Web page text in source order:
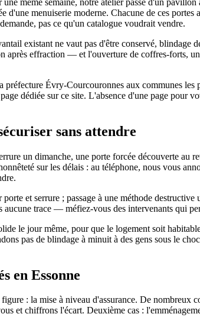
menuiserie moderne. Chacune de ces
pas ce qu'un catalogue voudrait vendre.
existant ne vaut pas d'être conservé, blindage
effraction — et l'ouverture de coffres-forts,
Évry-Courcouronnes aux communes
dédiée sur ce site. L'absence d'une page pour
sans attendre
un dimanche, une porte forcée découverte au
sur les délais : au téléphone, nous vous
et serrure ; passage à une méthode
aucune trace — méfiez-vous des intervenants qui
le jour même, pour que le logement soit
pas de blindage à minuit à des gens sous le
en Essonne
: la mise à niveau d'assurance. De nombreux
et chiffrons l'écart. Deuxième cas :